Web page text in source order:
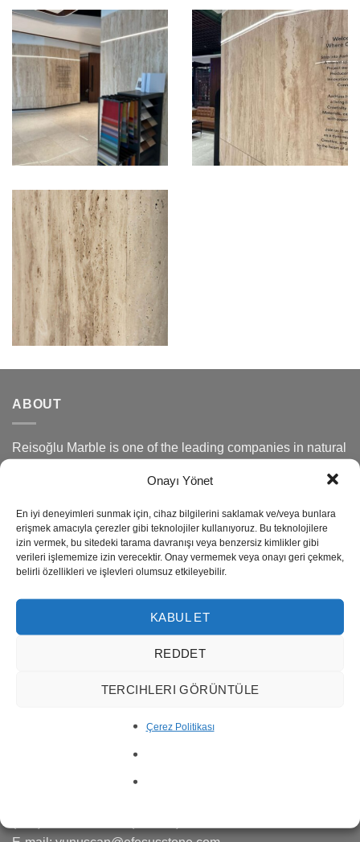
Onayı Yönet
En iyi deneyimleri sunmak için, cihaz bilgilerini saklamak ve/veya bunlara
erişmek amacıyla çerezler gibi teknolojiler kullanıyoruz. Bu teknolojilere
izin vermek, bu sitedeki tarama davranışı veya benzersiz kimlikler gibi
verileri işlememize izin verecektir. Onay vermemek veya onayı geri çekmek,
belirli özellikleri ve işlevleri olumsuz etkileyebilir.
KABUL ET
REDDET
TERCIHLERI GÖRÜNTÜLE
Çerez Politikası
ABOUT
Reisoğlu Marble is one of the leading companies in natural
travertine, granite, onyx and limestone also provides
services in many areas such as marble quarry
management, production, export and import.
Efesus Stone is a sought-after brand in the natural stone,
quartz, porcelain markets responding effectively to the
İscehisar / Afyonkarahisar / Turkey